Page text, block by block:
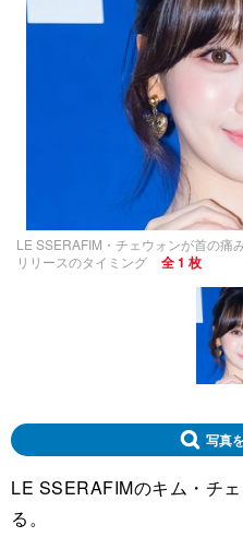
LE SSERAFIM・チェウォンが首の痛
リリースのタイミング
全 1 枚
写真
LE SSERAFIMのキム・チ
る。